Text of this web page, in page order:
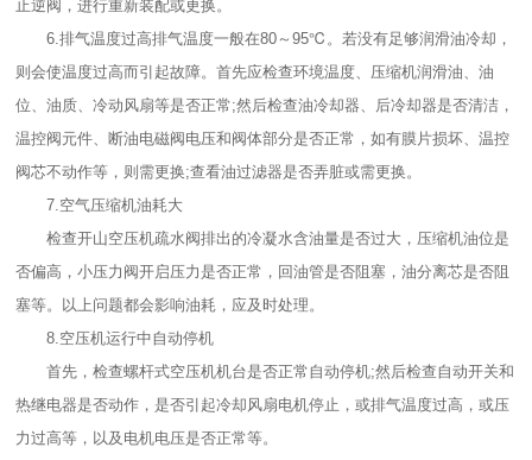
止逆阀，进行重新装配或更换。
6.排气温度过高排气温度一般在80～95℃。若没有足够润滑油冷却，
则会使温度过高而引起故障。首先应检查环境温度、压缩机润滑油、油
位、油质、冷动风扇等是否正常;然后检查油冷却器、后冷却器是否清洁，
温控阀元件、断油电磁阀电压和阀体部分是否正常，如有膜片损坏、温控
阀芯不动作等，则需更换;查看油过滤器是否弄脏或需更换。
7.空气压缩机油耗大
检查开山空压机疏水阀排出的冷凝水含油量是否过大，压缩机油位是
否偏高，小压力阀开启压力是否正常，回油管是否阻塞，油分离芯是否阻
塞等。以上问题都会影响油耗，应及时处理。
8.空压机运行中自动停机
首先，检查螺杆式空压机机台是否正常自动停机;然后检查自动开关和
热继电器是否动作，是否引起冷却风扇电机停止，或排气温度过高，或压
力过高等，以及电机电压是否正常等。